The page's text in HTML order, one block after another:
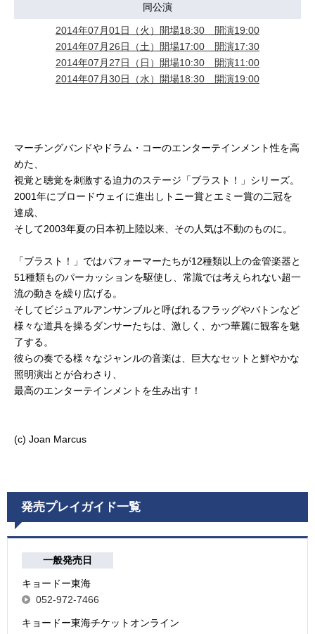
同公演
2014年07月01日（火）開場18:30 開演19:00
2014年07月26日（土）開場17:00 開演17:30
2014年07月27日（日）開場10:30 開演11:00
2014年07月30日（水）開場18:30 開演19:00
マーチングバンドやドラム・コーのエンターテインメント性を高
めた、
視覚と聴覚を刺激する迫力のステージ「ブラスト！」シリーズ。
2001年にブロードウェイに進出しトニー賞とエミー賞の二冠を
達成、
そして2003年夏の日本初上陸以来、その人気は不動のものに。
「ブラスト！」ではパフォーマーたちが12種類以上の金管楽器と
51種類ものパーカッションを駆使し、常識では考えられない超一
流の動きを繰り広げる。
そしてビジュアルアンサンブルと呼ばれるフラッグやバトンなど
様々な道具を操るダンサーたちは、激しく、かつ華麗に観客を魅
了する。
彼らの奏でる様々なジャンルの音楽は、巨大なセットと鮮やかな
照明演出とが合わさり、
最高のエンターテインメントを生み出す！
(c) Joan Marcus
発売プレイガイド一覧
一般発売日
キョードー東海
052-972-7466
キョードー東海チケットオンライン